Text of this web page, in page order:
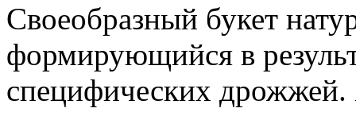
Своеобразный букет
формирующийся в
специфических дрожжей.